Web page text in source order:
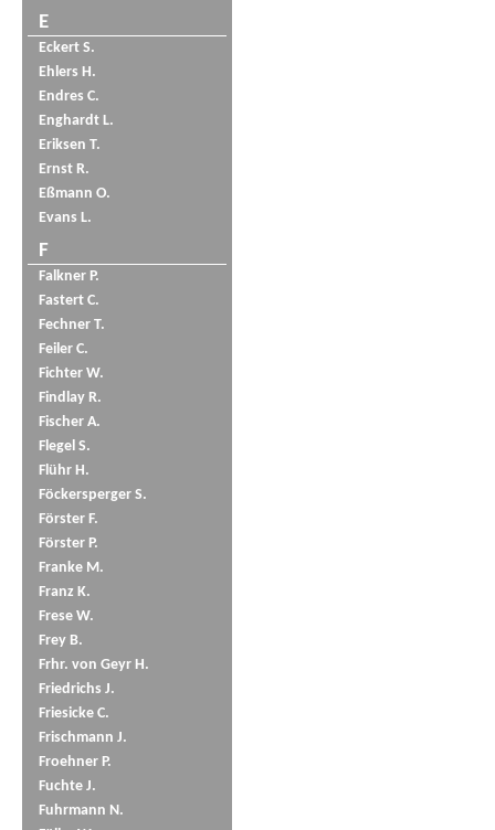
E
Eckert S.
Ehlers H.
Endres C.
Enghardt L.
Eriksen T.
Ernst R.
Eßmann O.
Evans L.
F
Falkner P.
Fastert C.
Fechner T.
Feiler C.
Fichter W.
Findlay R.
Fischer A.
Flegel S.
Flühr H.
Föckersperger S.
Förster F.
Förster P.
Franke M.
Franz K.
Frese W.
Frey B.
Frhr. von Geyr H.
Friedrichs J.
Friesicke C.
Frischmann J.
Froehner P.
Fuchte J.
Fuhrmann N.